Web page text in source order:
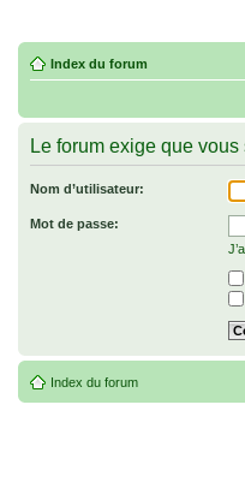
Index du forum
Le forum exige que
Nom d’utilisateur:
Mot de passe:
Index du forum